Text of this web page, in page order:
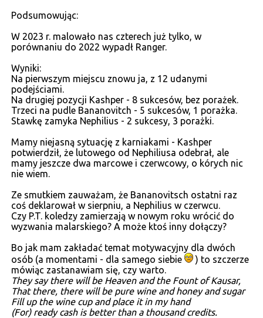
Podsumowując:
W 2023 r. malowało nas czterech już tylko, w
porównaniu do 2022 wypadł Ranger.
Wyniki:
Na pierwszym miejscu znowu ja, z 12 udanymi
podejściami.
Na drugiej pozycji Kashper - 8 sukcesów, bez porażek.
Trzeci na pudle Bananovitch - 5 sukcesów, 1 porażka.
Stawkę zamyka Nephilius - 2 sukcesy, 3 porażki.
Mamy niejasną sytuację z karniakami - Kashper
potwierdził, że lutowego od Nephiliusa odebrał, ale
mamy jeszcze dwa marcowe i czerwcowy, o kórych nic
nie wiem.
Ze smutkiem zauważam, że Bananovitsch ostatni raz
coś deklarował w sierpniu, a Nephilius w czerwcu.
Czy P.T. koledzy zamierzają w nowym roku wrócić do
wyzwania malarskiego? A może ktoś inny dołączy?
Bo jak mam zakładać temat motywacyjny dla dwóch
osób (a momentami - dla samego siebie
) to szczerze
mówiąc zastanawiam się, czy warto.
They say there will be Heaven and the Fount of Kausar,
That there, there will be pure wine and honey and sugar
Fill up the wine cup and place it in my hand
(For) ready cash is better than a thousand credits.